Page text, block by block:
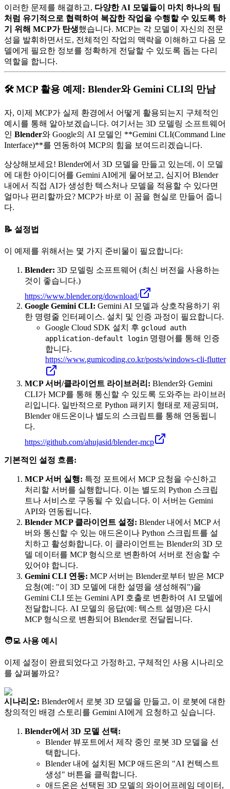
이러한 문제를 해결하고, 다양한 AI 모델들이 마치 하나의 팀
처럼 유기적으로 협력하여 복잡한 작업을 수행할 수 있도록 하
기 위해 MCP가 탄생했습니다. MCP는 각 모델이 자신의 전문
성을 발휘하면서도, 전체적인 작업의 맥락을 이해하고 다음 모
델에게 필요한 정보를 정확하게 전달할 수 있도록 돕는 다리
역할을 합니다.
🛠️ MCP 활용 예제: Blender와 Gemini CLI의 만남
자, 이제 MCP가 실제 환경에서 어떻게 활용되는지 구체적인
예시를 통해 알아보겠습니다. 여기서는 3D 모델링 소프트웨어
인 Blender와 Google의 AI 모델인 **Gemini CLI(Command Line
Interface)**를 연동하여 MCP의 힘을 보여드리겠습니다.
상상해보세요! Blender에서 3D 모델을 만들고 있는데, 이 모델
에 대한 아이디어를 Gemini AI에게 물어보고, 심지어 Blender
내에서 직접 AI가 생성한 텍스처나 모델을 적용할 수 있다면
얼마나 편리할까요? MCP가 바로 이 꿈을 현실로 만들어 줍니
다.
📝 설정법
이 예제를 위해서는 몇 가지 준비물이 필요합니다:
Blender: 3D 모델링 소프트웨어 (최신 버전을 사용하는
것이 좋습니다.)
https://www.blender.org/download/
Google Gemini CLI: Gemini AI 모델과 상호작용하기 위
한 명령줄 인터페이스. 설치 및 인증 과정이 필요합니다.
Google Cloud SDK 설치 후 gcloud auth
application-default login 명령어를 통해 인증
합니다.
https://www.gumicoding.co.kr/posts/windows-cli-flutter
MCP 서버/클라이언트 라이브러리: Blender와 Gemini
CLI가 MCP를 통해 통신할 수 있도록 도와주는 라이브러
리입니다. 일반적으로 Python 패키지 형태로 제공되며,
Blender 애드온이나 별도의 스크립트를 통해 연동됩니
다.
https://github.com/ahujasid/blender-mcp
기본적인 설정 흐름:
MCP 서버 실행: 특정 포트에서 MCP 요청을 수신하고
처리할 서버를 실행합니다. 이는 별도의 Python 스크립
트나 서비스로 구동될 수 있습니다. 이 서버는 Gemini
API와 연동됩니다.
Blender MCP 클라이언트 설정: Blender 내에서 MCP 서
버와 통신할 수 있는 애드온이나 Python 스크립트를 설
치하고 활성화합니다. 이 클라이언트는 Blender의 3D 모
델 데이터를 MCP 형식으로 변환하여 서버로 전송할 수
있어야 합니다.
Gemini CLI 연동: MCP 서버는 Blender로부터 받은 MCP
요청(예: "이 3D 모델에 대한 설명을 생성해줘")을
Gemini CLI 또는 Gemini API 호출로 변환하여 AI 모델에
전달합니다. AI 모델의 응답(예: 텍스트 설명)은 다시
MCP 형식으로 변환되어 Blender로 전달됩니다.
🧑‍💻 사용 예시
이제 설정이 완료되었다고 가정하고, 구체적인 사용 시나리오
를 살펴볼까요?
시나리오: Blender에서 로봇 3D 모델을 만들고, 이 로봇에 대한
창의적인 배경 스토리를 Gemini AI에게 요청하고 싶습니다.
Blender에서 3D 모델 선택:
Blender 뷰포트에서 제작 중인 로봇 3D 모델을 선
택합니다.
Blender 내에 설치된 MCP 애드온의 "AI 컨텍스트
생성" 버튼을 클릭합니다.
애드온은 선택된 3D 모델의 와이어프레임 데이터,